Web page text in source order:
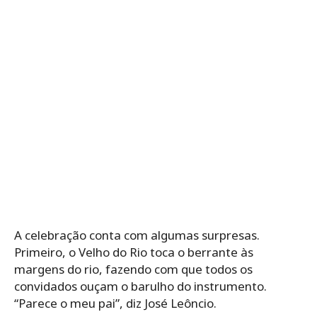
A celebração conta com algumas surpresas.
Primeiro, o Velho do Rio toca o berrante às
margens do rio, fazendo com que todos os
convidados ouçam o barulho do instrumento.
“Parece o meu pai”, diz José Leôncio.